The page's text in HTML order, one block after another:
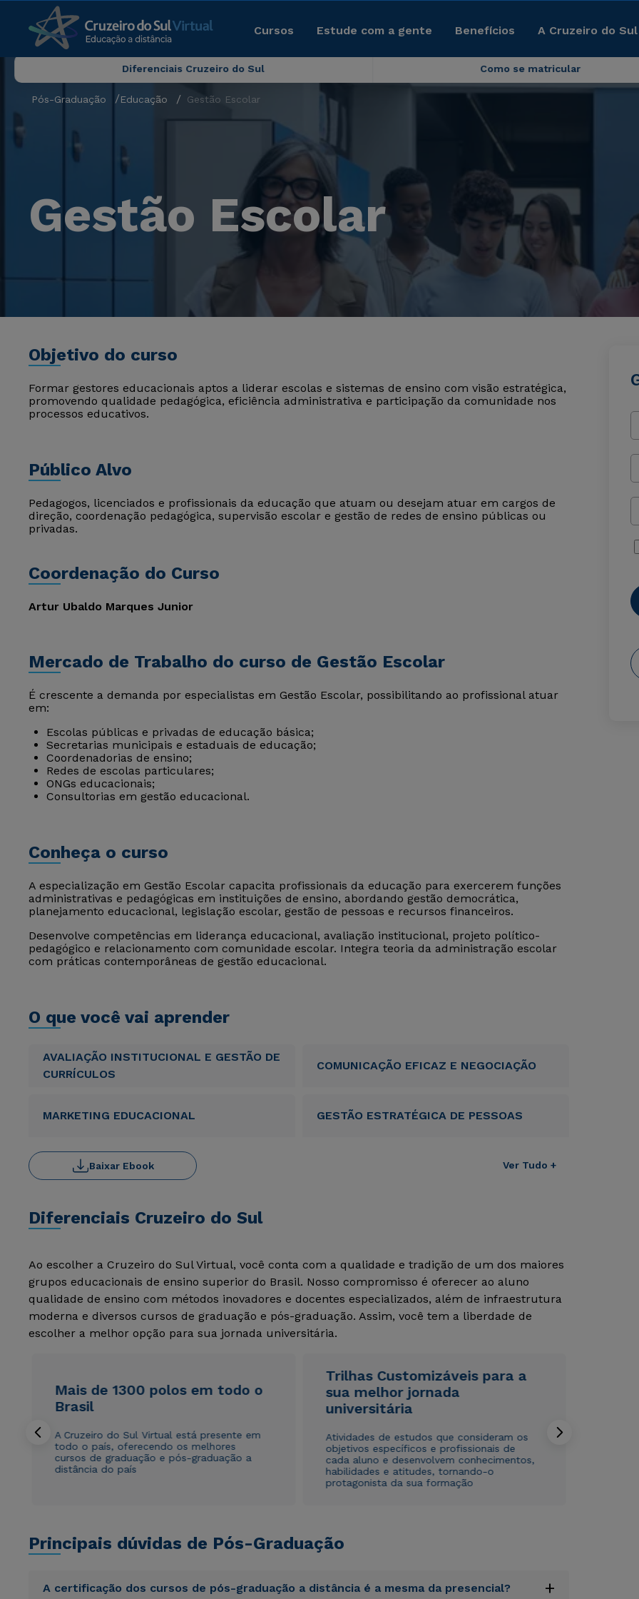
Cursos Estude com a gente Benefícios A Cruzeiro do
Diferenciais Cruzeiro do Sul Como se matricular
Pós-Graduação Educação Gestão Escolar
Gestão Escolar
Objetivo do curso
Formar gestores educacionais aptos a liderar escolas e sistemas de ensino com visão estratégica,
promovendo qualidade pedagógica, eficiência administrativa e participação da comunidade nos
processos educativos.
Público Alvo
Pedagogos, licenciados e profissionais da educação que atuam ou desejam atuar em cargos de
direção, coordenação pedagógica, supervisão escolar e gestão de redes de ensino públicas ou
privadas.
Coordenação do Curso
Artur Ubaldo Marques Junior
Mercado de Trabalho do curso de Gestão Escolar
É crescente a demanda por especialistas em Gestão Escolar, possibilitando ao profissional atuar
em:
Escolas públicas e privadas de educação básica;
Secretarias municipais e estaduais de educação;
Coordenadorias de ensino;
Redes de escolas particulares;
ONGs educacionais;
Consultorias em gestão educacional.
Conheça o curso
A especialização em Gestão Escolar capacita profissionais da educação para exercerem funções
administrativas e pedagógicas em instituições de ensino, abordando gestão democrática,
planejamento educacional, legislação escolar, gestão de pessoas e recursos financeiros.
Desenvolve competências em liderança educacional, avaliação institucional, projeto político-
pedagógico e relacionamento com comunidade escolar. Integra teoria da administração escolar
com práticas contemporâneas de gestão educacional.
O que você vai aprender
AVALIAÇÃO INSTITUCIONAL E GESTÃO DE
CURRÍCULOS
COMUNICAÇÃO EFICAZ E NEGOCIAÇÃO
MARKETING EDUCACIONAL GESTÃO ESTRATÉGICA DE PESSOAS
Ver Tudo +
Baixar Ebook
Diferenciais Cruzeiro do Sul
Ao escolher a Cruzeiro do Sul Virtual, você conta com a qualidade e tradição de um dos maiores
grupos educacionais de ensino superior do Brasil. Nosso compromisso é oferecer ao aluno
qualidade de ensino com métodos inovadores e docentes especializados, além de infraestrutura
moderna e diversos cursos de graduação e pós-graduação. Assim, você tem a liberdade de
escolher a melhor opção para sua jornada universitária.
Mais de 1300 polos em todo o
Brasil
A Cruzeiro do Sul Virtual está presente em
todo o país, oferecendo os melhores
cursos de graduação e pós-graduação a
distância do país
Trilhas Customizáveis para a
sua melhor jornada
universitária
Atividades de estudos que consideram os
objetivos específicos e profissionais de
cada aluno e desenvolvem conhecimentos,
habilidades e atitudes, tornando-o
protagonista da sua formação
Principais dúvidas de Pós-Graduação
A certificação dos cursos de pós-graduação a distância é a mesma da presencial? +
Rápido e fácil
WhatsApp
ou
Rápido e fácil
WhatsApp
ou